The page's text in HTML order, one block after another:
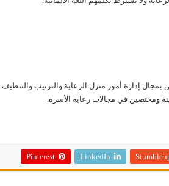
إدارة أمور منزل الرعاية والترتيب والتنظيف.
ومختصين في مجالات رعاية الأسرة.
LinkedIn
Pinterest